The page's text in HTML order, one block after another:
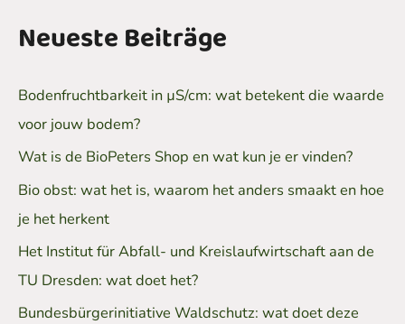
Neueste Beiträge
Bodenfruchtbarkeit in µS/cm: wat betekent die waarde
voor jouw bodem?
Wat is de BioPeters Shop en wat kun je er vinden?
Bio obst: wat het is, waarom het anders smaakt en hoe
je het herkent
Het Institut für Abfall- und Kreislaufwirtschaft aan de
TU Dresden: wat doet het?
Bundesbürgerinitiative Waldschutz: wat doet deze